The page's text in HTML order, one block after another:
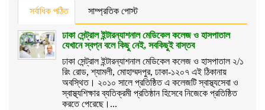
সর্বাধিক পঠিত সাম্প্রতিক পোস্ট
ঢাকা সেন্ট্রাল ইন্টারন্যাশনাল মেডিকেল কলেজ ও হাসপাতাল
যেখানে স্বপ্ন বলে কিছু নেই, সবকিছুই বাস্তব
ঢাকা সেন্ট্রাল ইন্টারন্যাশনাল মেডিকেল কলেজ ও হাসপাতাল ২/১
রিং রোড, শ্যামলী, মোহাম্মদপুর, ঢাকা-১২০৭ এই ঠিকানায়
অবস্থিত। ২০১০ সালে প্রতিষ্ঠিত এ কলেজটি স্বাস্থ্যসেবা ও
স্বাস্থ্যশিক্ষার ব্যতিক্রমী প্রতিষ্ঠান হিসেবে নিজেকে প্রতিষ্ঠিত
করতে পেরেছে।...